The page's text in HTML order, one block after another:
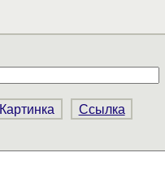
Картинка Ссылка